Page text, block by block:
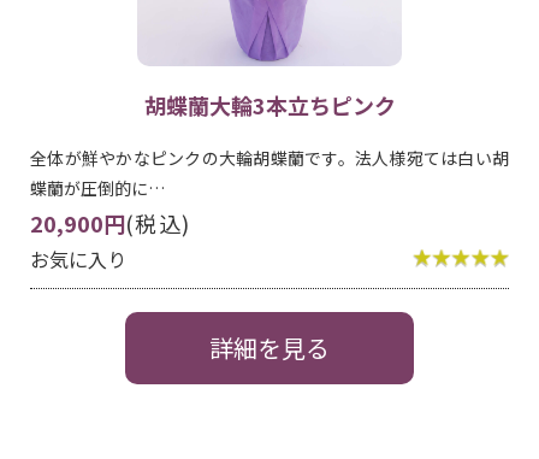
胡蝶蘭大輪3本立ちピンク
全体が鮮やかなピンクの大輪胡蝶蘭です。法人様宛ては白い胡
蝶蘭が圧倒的に…
20,900円(税込)
お気に入り
詳細を見る